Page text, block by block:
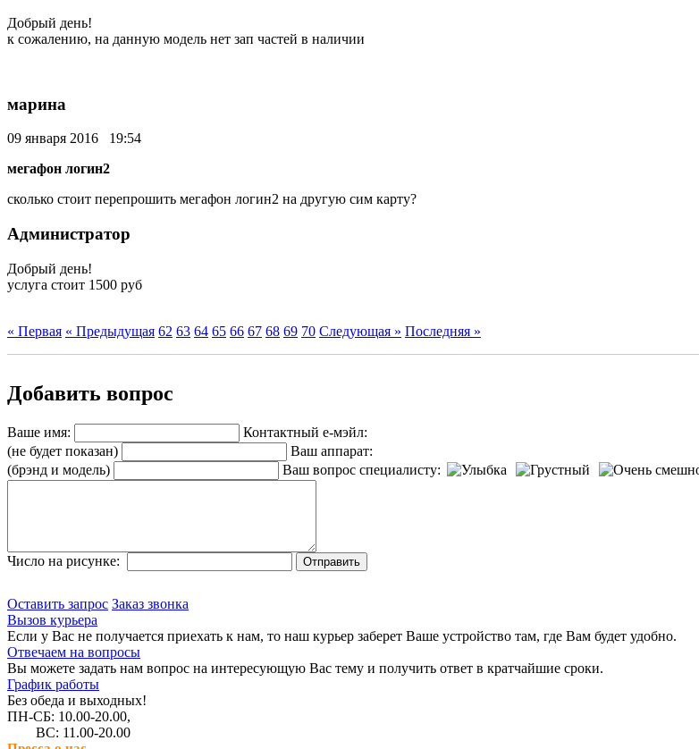
Добрый день!
к сожалению, на данную модель нет зап частей в наличии
марина
09 января 2016 19:54
мегафон логин2
сколько стоит перепрошить мегафон логин2 на другую сим карту?
Администратор
Добрый день!
услуга стоит 1500 руб
« Первая « Предыдущая 62 63 64 65 66 67 68 69 70 Следующая » Последняя »
Добавить вопрос
Ваше имя:
Контактный е-мэйл:
(не будет показан)
Ваш аппарат:
(брэнд и модель)
Ваш вопрос специалисту:
Число на рисунке:
Оставить запрос Заказ звонка
Вызов курьера
Если у Вас не получается приехать к нам, то наш курьер заберет Ваше устройство там, где Вам будет удобно.
Отвечаем на вопросы
Вы можете задать нам вопрос на интересующую Вас тему и получить ответ в кратчайшие сроки.
График работы
Без обеда и выходных!
ПН-СБ: 10.00-20.00,
ВС: 11.00-20.00